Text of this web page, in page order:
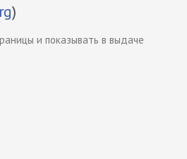
)
и показывать в выдаче